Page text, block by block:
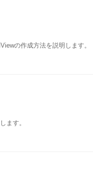
とカスタマ作成のRoleT1
NamingException {
// create initial
" +
items are to be retrieved.
sessionIdleTimeout);
の作成方法を説明します。
るようにします。
リケーションサーバ上のアプ
ます。